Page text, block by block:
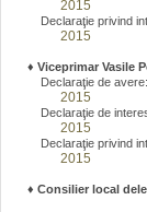
2015
Declaraţie privind
2015
♦ Viceprimar Vasile
Declaraţie de avere:
2015
Declaraţie de
2015
Declaraţie privind
2015
♦ Consilier local